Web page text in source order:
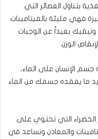
بتناول العصائر التي
فهي مليئة بالفيتامينات
وتبقيك بعيداً عن الوجبات
الوزن.
كتلة جسم الإنسان على الماء،
ما يفقده جسمك من الماء
الخضراء التي تحتوي على
والمعادن وتساعد في